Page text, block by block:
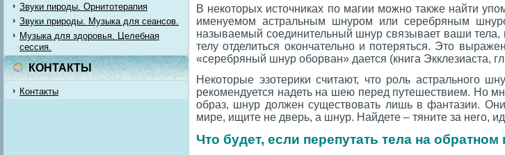
Звуки пироды. Орнитотерапия
Звуки природы. Музыка для сеансов.
Музыка для здоровья. Целебная
сессия.
КОНТАКТЫ
Контакты
В некоторых источниках по магии можно также найти
именуемом астральным шнуром или серебряным
называемый соединительный шнур связывает ваши тела,
телу отделиться окончательно и потеряться. Это
«серебряный шнур оборван» дается (книга Экклезиаста,
Некоторые эзотерики считают, что роль астрального
рекомендуется надеть на шею перед путешествием. Но
образ, шнур должен существовать лишь в фантазии.
мире, ищите не дверь, а шнур. Найдете – тяните за него,
Что будет, если перепутать тела на обратном